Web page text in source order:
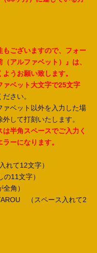
ございますので、フォー
アルファベット）』は、
うお願い致します。
ァベット大文字で25文字
さい。
ベット以外を入力した場
して打刻いたします。
半角スペースでご入力く
ーになります。
て12文字）
11文字）
角）
（スペース入れて2